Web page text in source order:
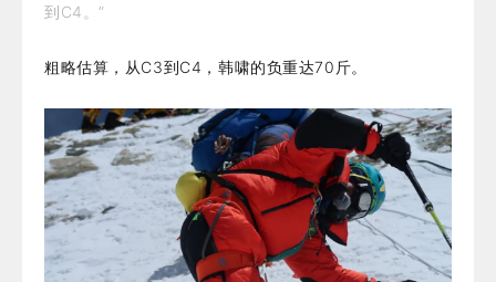
到C4。”
粗略估算，从C3到C4，韩啸的负重达70斤。